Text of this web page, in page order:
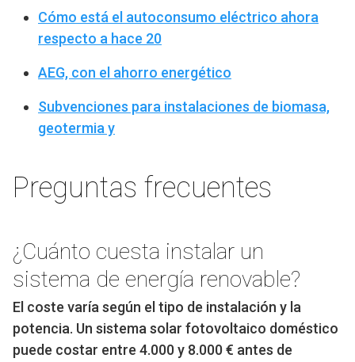
Cómo está el autoconsumo eléctrico ahora
respecto a hace 20
AEG, con el ahorro energético
Subvenciones para instalaciones de biomasa,
geotermia y
Preguntas frecuentes
¿Cuánto cuesta instalar un
sistema de energía renovable?
El coste varía según el tipo de instalación y la
potencia. Un sistema solar fotovoltaico doméstico
puede costar entre 4.000 y 8.000 € antes de